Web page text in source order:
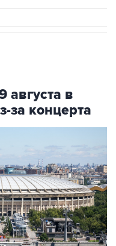
августа в
за концерта